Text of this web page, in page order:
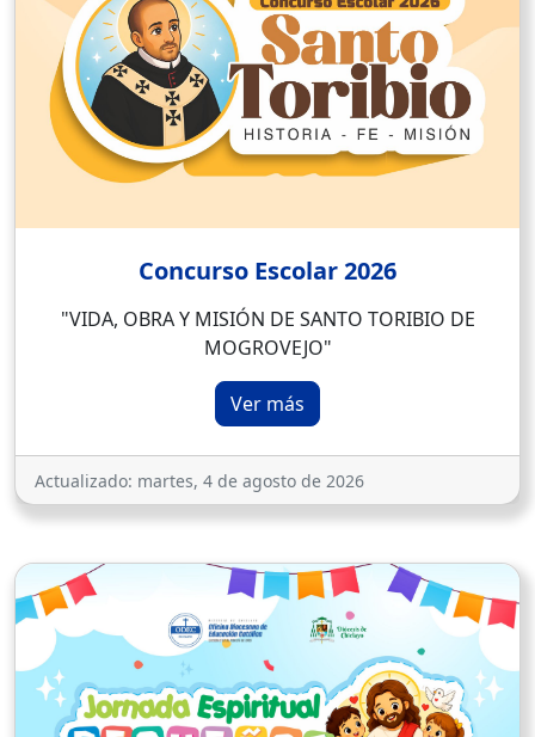
Concurso Escolar 2026
"VIDA, OBRA Y MISIÓN DE SANTO TORIBIO DE
MOGROVEJO"
Ver más
Actualizado: martes, 4 de agosto de 2026